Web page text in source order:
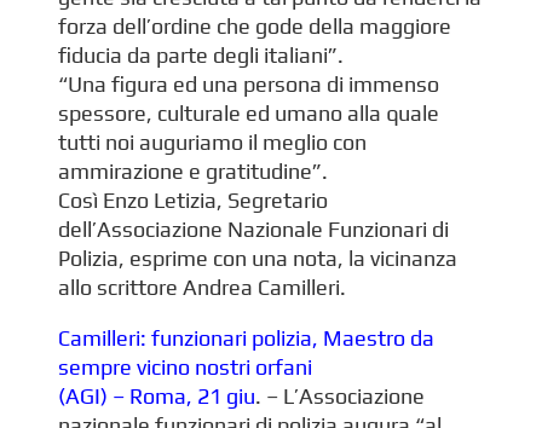
forza dell’ordine che gode della maggiore
fiducia da parte degli italiani”.
“Una figura ed una persona di immenso
spessore, culturale ed umano alla quale
tutti noi auguriamo il meglio con
ammirazione e gratitudine”.
Così Enzo Letizia, Segretario
dell’Associazione Nazionale Funzionari di
Polizia, esprime con una nota, la vicinanza
allo scrittore Andrea Camilleri.
Camilleri: funzionari polizia, Maestro da
sempre vicino nostri orfani
(AGI) – Roma, 21 giu. – L’Associazione